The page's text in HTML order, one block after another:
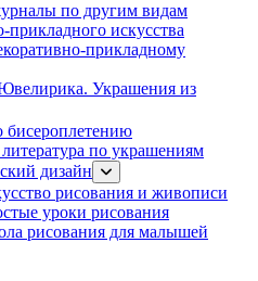
по другим видам
прикладного искусства
прикладному
Украшения из
по украшениям
дизайн
рисования и живописи
уроки рисования
рисования для малышей